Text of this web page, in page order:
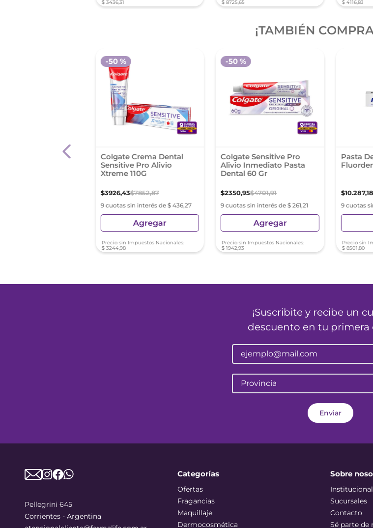
$ 3436,31
$ 8725,65
$ 4116,83
¡TAMBIÉN
Blanq. 116G
Colgate Crema Dental
Sensitive Pro Alivio
Xtreme 110G
$3926,43$7852,87
9 cuotas sin interés de $ 436,27
-50 %
Agregar
Precio sin Impuestos Nacionales:
$ 3244,98
Colgate Sensitive Pro
Alivio Inmediato Pasta
Dental 60 Gr
$2350,95$4701,91
9 cuotas sin interés de $ 261,21
-50 %
Agregar
Precio sin Impuestos Nacionales:
$ 1942,93
Pasta
$10.287,18
9 cuotas
Precio sin
$ 8501,80
¡Suscribite y recibe un
descuento en tu primera
Provincia
Enviar
Pellegrini 645
Corrientes - Argentina
Categorías
Ofertas
Fragancias
Maquillaje
Dermocosmética
Sobre
Institucional
Sucursales
Contacto
Sé parte de